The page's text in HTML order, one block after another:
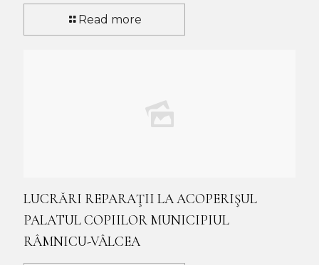
Read more
LUCRĂRI REPARAŢII LA ACOPERIŞUL
PALATUL COPIILOR MUNICIPIUL
RÂMNICU-VÂLCEA